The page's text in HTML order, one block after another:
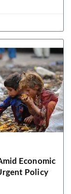
Economic
Policy